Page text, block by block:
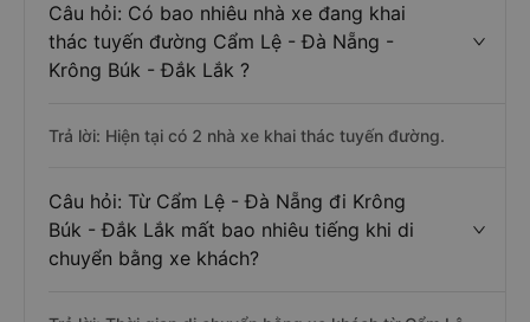
Câu hỏi: Có bao nhiêu nhà xe đang khai
thác tuyến đường Cẩm Lệ - Đà Nẵng -
Krông Búk - Đắk Lắk ?
Trả lời: Hiện tại có 2 nhà xe khai thác tuyến đường.
Câu hỏi: Từ Cẩm Lệ - Đà Nẵng đi Krông
Búk - Đắk Lắk mất bao nhiêu tiếng khi di
chuyển bằng xe khách?